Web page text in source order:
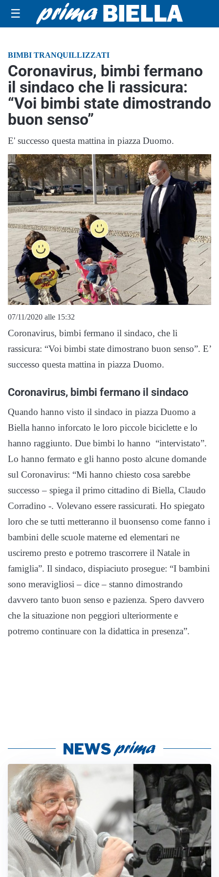
☰
BIMBI TRANQUILLIZZATI
Coronavirus, bimbi fermano
il sindaco che li rassicura:
“Voi bimbi state dimostrando
buon senso”
E' successo questa mattina in piazza Duomo.
07/11/2020 alle 15:32
Coronavirus, bimbi fermano il sindaco, che li
rassicura: “Voi bimbi state dimostrano buon senso”. E’
successo questa mattina in piazza Duomo.
Coronavirus, bimbi fermano il sindaco
Quando hanno visto il sindaco in piazza Duomo a
Biella hanno inforcato le loro piccole biciclette e lo
hanno raggiunto. Due bimbi lo hanno “intervistato”.
Lo hanno fermato e gli hanno posto alcune domande
sul Coronavirus: “Mi hanno chiesto cosa sarebbe
successo – spiega il primo cittadino di Biella, Claudo
Corradino -. Volevano essere rassicurati. Ho spiegato
loro che se tutti metteranno il buonsenso come fanno i
bambini delle scuole materne ed elementari ne
usciremo presto e potremo trascorrere il Natale in
famiglia”. Il sindaco, dispiaciuto prosegue: “I bambini
sono meravigliosi – dice – stanno dimostrando
davvero tanto buon senso e pazienza. Spero davvero
che la situazione non peggiori ulteriormente e
potremo continuare con la didattica in presenza”.